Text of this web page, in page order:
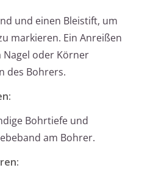
und einen Bleistift, um
markieren. Ein Anreißen
oder Körner
des Bohrers.
Bohrtiefe und
am Bohrer.